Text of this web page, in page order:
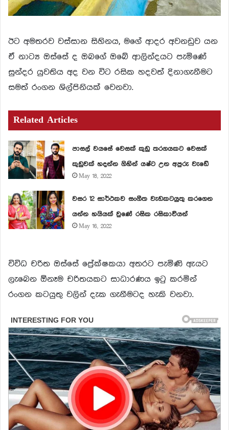
ඊට අමතරව වස්සාන සිහිනය, මගේ ආදර අවනඩුව යන
ඒ නාට්‍ය ඔස්සේ ද ඔබගේ ඔබේ ආලින්දයට පැමිණේ
සුන්දර යුවතිය අද වන විට රසික හදවත් දිනාගැනීමට
සමත් රංගන ශිල්පිනියක් වෙනවා.
Related Articles
පාසල් වයසේ වෙසක් කුඩු තරගයකට වෙසක්
කුඩුවක් හදන්න ගිහින් යෂ්ට උන අපුරු වැඩේ
May 18, 2022
වසර 12 සාර්ථකව සංගීත වැඩකටයුතු කරගෙන
යන්න හයියක් වුණේ රසික රසිකාවියන්
May 16, 2022
විවිධ චරිත ඔස්සේ ප්‍රේක්ෂකයා අතරට පැමිණි ඇයට
ලැබෙන ඕනෑම චරිතයකට සාධාරණය ඉටු කරමින්
රංගන කටයුතු වලින් දැක ගැනීමටද හැකි වනවා.